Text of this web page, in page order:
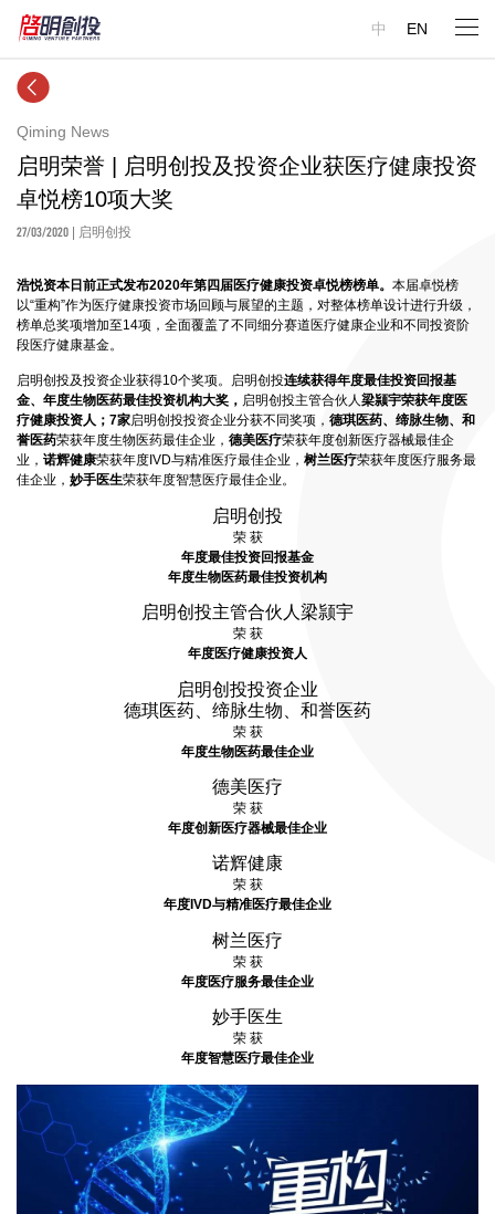
中 EN
Qiming News
启明荣誉 | 启明创投及投资企业获医疗健康投资
卓悦榜10项大奖
27/03/2020 | 启明创投
浩悦资本日前正式发布2020年第四届医疗健康投资卓悦榜榜单。 本届卓悦榜
以“重构”作为医疗健康投资市场回顾与展望的主题，对整体榜单设计进行升级，
榜单总奖项增加至14项，全面覆盖了不同细分赛道医疗健康企业和不同投资阶
段医疗健康基金。
启明创投及投资企业获得10个奖项。启明创投连续获得年度最佳投资回报基
金、年度生物医药最佳投资机构大奖， 启明创投主管合伙人梁颕宇荣获年度医
疗健康投资人； 7家启明创投投资企业分获不同奖项， 德琪医药、缔脉生物、和
誉医药荣获年度生物医药最佳企业， 德美医疗荣获年度创新医疗器械最佳企
业， 诺辉健康荣获年度IVD与精准医疗最佳企业， 树兰医疗荣获年度医疗服务最
佳企业， 妙手医生荣获年度智慧医疗最佳企业。
启明创投
荣 获
年度最佳投资回报基金
年度生物医药最佳投资机构
启明创投主管合伙人梁颕宇
荣 获
年度医疗健康投资人
启明创投投资企业
德琪医药、缔脉生物、和誉医药
荣 获
年度生物医药最佳企业
德美医疗
荣 获
年度创新医疗器械最佳企业
诺辉健康
荣 获
年度IVD与精准医疗最佳企业
树兰医疗
荣 获
年度医疗服务最佳企业
妙手医生
荣 获
年度智慧医疗最佳企业